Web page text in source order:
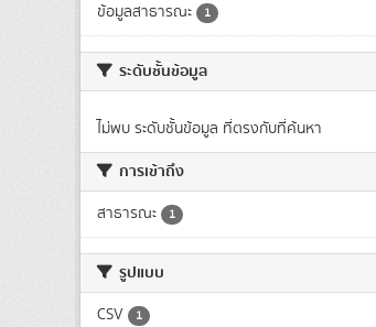
ข้อมูลสาธารณะ 1
ระดับชั้นข้อมูล
ไม่พบ ระดับชั้นข้อมูล ที่ตรงกับที่ค้นหา
การเข้าถึง
สาธารณะ 1
รูปแบบ
CSV 1